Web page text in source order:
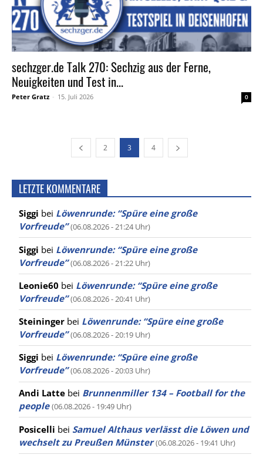
sechzger.de Talk 270: Sechzig aus der Ferne,
Neuigkeiten und Test in...
Peter Gratz - 15. Juli 2026 0
2 3 4
LETZTE KOMMENTARE
Siggi bei Löwenrunde: “Spüre eine große
Vorfreude” (06.08.2026 - 21:24 Uhr)
Siggi bei Löwenrunde: “Spüre eine große
Vorfreude” (06.08.2026 - 21:22 Uhr)
Leonie60 bei Löwenrunde: “Spüre eine große
Vorfreude” (06.08.2026 - 20:41 Uhr)
Steininger bei Löwenrunde: “Spüre eine große
Vorfreude” (06.08.2026 - 20:19 Uhr)
Siggi bei Löwenrunde: “Spüre eine große
Vorfreude” (06.08.2026 - 20:03 Uhr)
Andi Latte bei Brunnenmiller 134 – Football for the
people (06.08.2026 - 19:49 Uhr)
Posicelli bei Samuel Althaus verlässt die Löwen und
wechselt zu Preußen Münster (06.08.2026 - 19:41 Uhr)